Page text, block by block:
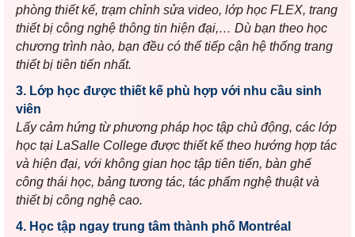
phòng thiết kế, trạm chỉnh sửa video, lớp học FLEX, trang
thiết bị công nghệ thông tin hiện đại,… Dù bạn theo học
chương trình nào, bạn đều có thể tiếp cận hệ thống trang
thiết bị tiên tiến nhất.
3. Lớp học được thiết kế phù hợp với nhu cầu sinh
viên
Lấy cảm hứng từ phương pháp học tập chủ động, các lớp
học tại LaSalle College được thiết kế theo hướng hợp tác
và hiện đại, với không gian học tập tiên tiến, bàn ghế
công thái học, bảng tương tác, tác phẩm nghệ thuật và
thiết bị công nghệ cao.
4. Học tập ngay trung tâm thành phố Montréal